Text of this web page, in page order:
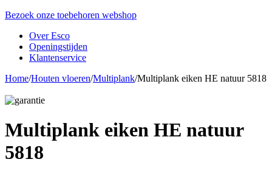
Bezoek onze toebehoren webshop
Over Esco
Openingstijden
Klantenservice
Home/Houten vloeren/Multiplank/Multiplank eiken HE natuur 5818
Multiplank eiken HE natuur
5818